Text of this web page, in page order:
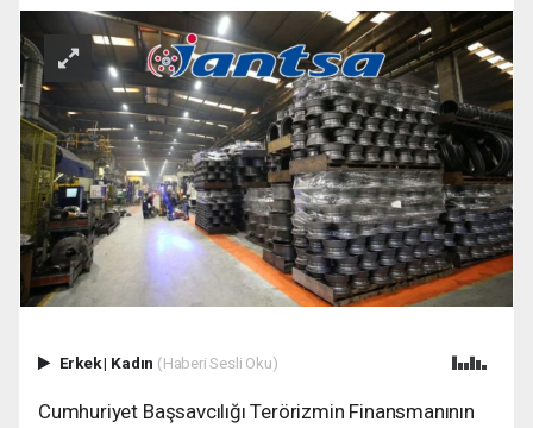
Erkek| Kadın (Haberi Sesli Oku)
Cumhuriyet Başsavcılığı Terörizmin Finansmanının